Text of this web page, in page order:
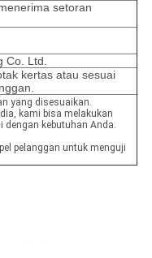
setoran
Co. Ltd.
kertas atau sesuai
yang disesuaikan.
kami bisa melakukan
dengan kebutuhan Anda.
pelanggan untuk menguji